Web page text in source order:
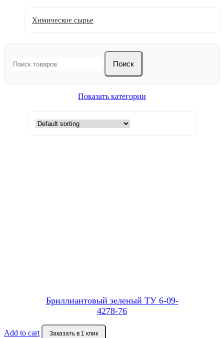
Химическое сырье
Поиск
Показать категории
Бриллиантовый зеленый ТУ 6-09-
4278-76
Add to cart Заказать в 1 клик